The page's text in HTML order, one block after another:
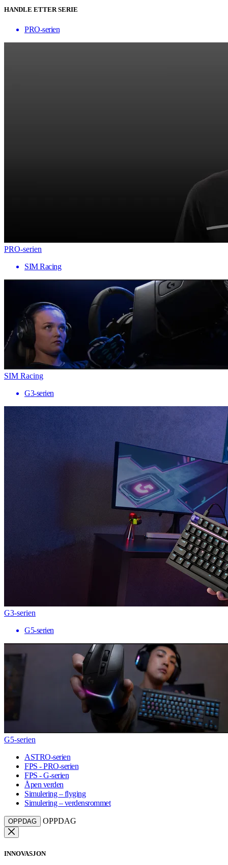
HANDLE ETTER SERIE
PRO-serien
PRO-serien
SIM Racing
SIM Racing
G3-serien
G3-serien
G5-serien
G5-serien
ASTRO-serien
FPS - PRO-serien
FPS - G-serien
Åpen verden
Simulering – flyging
Simulering – verdensrommet
OPPDAG OPPDAG
INNOVASJON